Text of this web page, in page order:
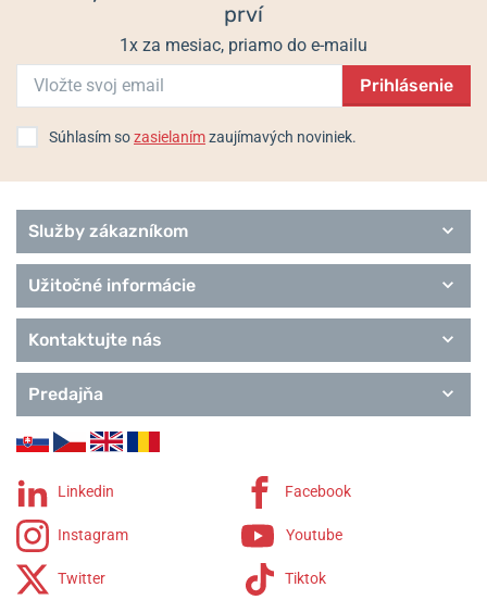
prví
1x za mesiac, priamo do e-mailu
Prihlásenie
Súhlasím sozasielanímzaujímavých noviniek.
Služby zákazníkom
Užitočné informácie
Kontaktujte nás
Predajňa
Linkedin Facebook
Instagram Youtube
Twitter Tiktok